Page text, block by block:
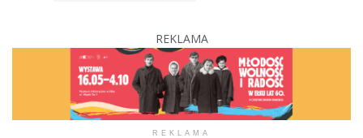
REKLAMA
REKLAMA